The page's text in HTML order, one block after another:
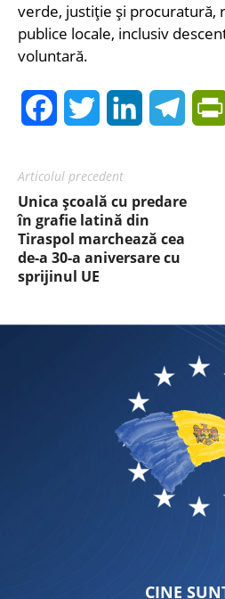
verde, justiție și procuratură,
publice locale, inclusiv
voluntară.
FacebookTwitter LinkedIn
Articolul precedent
Unica școală cu predare
în grafie latină din
Tiraspol marchează cea
de-a 30-a aniversare cu
sprijinul UE
CINE